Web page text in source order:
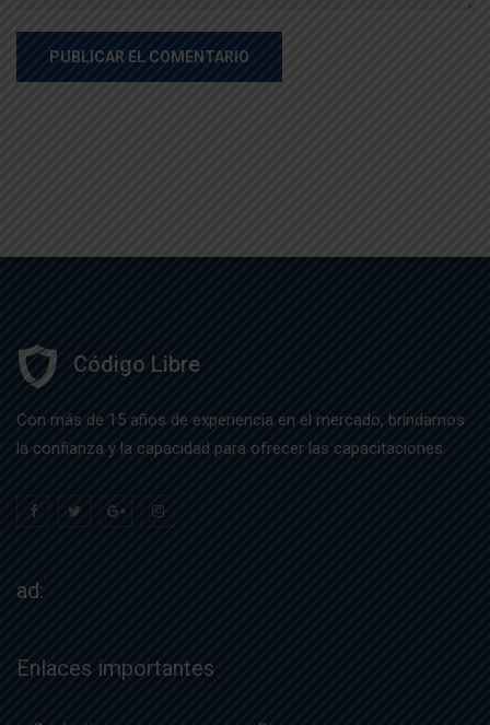
Código Libre
Con más de 15 años de experiencia en el mercado, brindamos
la confianza y la capacidad para ofrecer las capacitaciones.
ad:
Enlaces importantes